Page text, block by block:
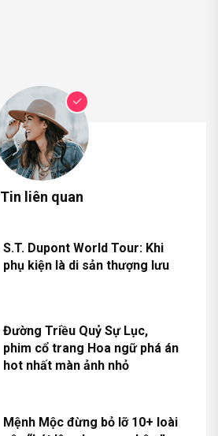
Tin liên quan
S.T. Dupont World Tour: Khi
phụ kiện là di sản thượng lưu
Đường Triều Quỷ Sự Lục,
phim cổ trang Hoa ngữ phá án
hot nhất màn ảnh nhỏ
Mệnh Mộc đừng bỏ lỡ 10+ loài